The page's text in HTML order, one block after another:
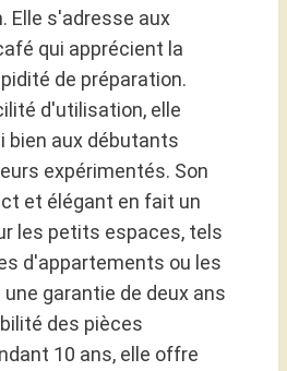
Elle s'adresse aux
qui apprécient la
de préparation.
d'utilisation, elle
bien aux débutants
expérimentés. Son
et élégant en fait un
les petits espaces, tels
d'appartements ou les
garantie de deux ans
des pièces
10 ans, elle offre